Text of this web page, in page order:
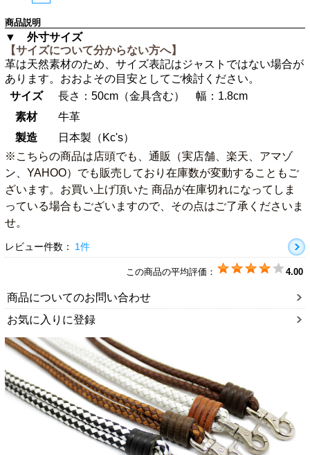
商品説明
▼ 外寸サイズ
【サイズについて分からない方へ】
革は天然素材のため、サイズ表記はジャストではない場合が
あります。おおよその目安としてご検討ください。
サイズ
長さ：50cm（金具含む） 幅：1.8cm
素材
牛革
製造
日本製（Kc's）
※こちらの商品は店頭でも、通販（実店舗、楽天、アマゾ
ン、YAHOO）でも販売しており在庫数が変動することもご
ざいます。お買い上げ頂いた 商品が在庫切れになってしま
っている場合もございますので、その点はご了承くださいま
せ。
レビュー件数： 1件
この商品の平均評価： 4.00
商品についてのお問い合わせ
お気に入りに登録